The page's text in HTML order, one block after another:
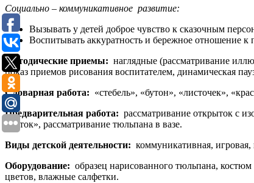
Социально – коммуникативное развитие:
Вызывать у детей доброе чувство к сказочным
Воспитывать аккуратность и бережное отношение к
Методические приемы: наглядные (рассматривание
показ приемов рисования воспитателем, динамическая
Словарная работа: «стебель», «бутон», «листочек»,
Предварительная работа: рассматривание открыток с
цветок», рассматривание тюльпана в вазе.
Виды детской деятельности: коммуникативная, игровая,
Оборудование: образец нарисованного тюльпана,
цветов, влажные салфетки.